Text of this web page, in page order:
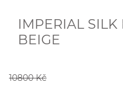
IMPERIAL SILK
BEIGE
10800 Kč